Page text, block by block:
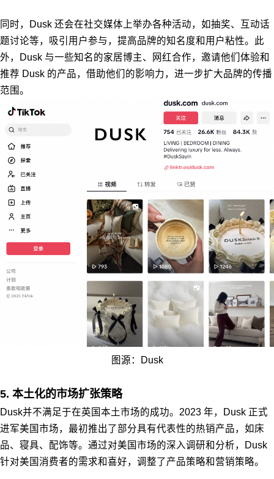
同时，Dusk 还会在社交媒体上举办各种活动，如抽奖、互动话
题讨论等，吸引用户参与，提高品牌的知名度和用户粘性。此
外，Dusk 与一些知名的家居博主、网红合作，邀请他们体验和
推荐 Dusk 的产品，借助他们的影响力，进一步扩大品牌的传播
范围。
图源：Dusk
5. 本土化的市场扩张策略
Dusk并不满足于在英国本土市场的成功。2023 年，Dusk 正式
进军美国市场，最初推出了部分具有代表性的热销产品，如床
品、寝具、配饰等。通过对美国市场的深入调研和分析，Dusk
针对美国消费者的需求和喜好，调整了产品策略和营销策略。